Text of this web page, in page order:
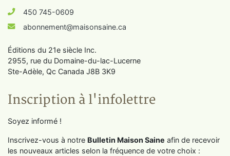
450 745-0609
abonnement@maisonsaine.ca
Éditions du 21e siècle Inc.
2955, rue du Domaine-du-lac-Lucerne
Ste-Adèle, Qc Canada J8B 3K9
Inscription à l'infolettre
Soyez informé !
Inscrivez-vous à notre Bulletin Maison Saine afin de recevoir
les nouveaux articles selon la fréquence de votre choix :